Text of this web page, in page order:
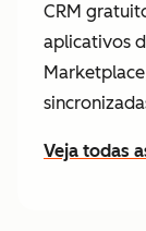
CRM
aplicativos
Veja todas